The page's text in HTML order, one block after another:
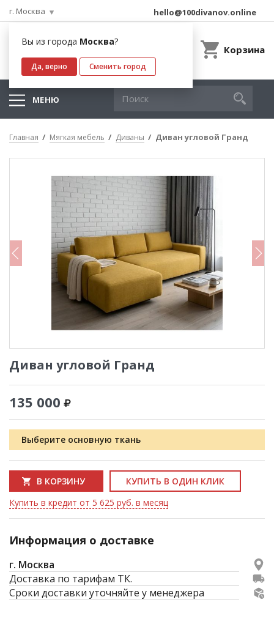
г. Москва
Вы из города Москва?
Да, верно Сменить город
hello@100divanov.online
Корзина
МЕНЮ
Главная Мягкая мебель Диваны Диван угловой Гранд
Диван угловой Гранд
135 000
Выберите основную ткань
В КОРЗИНУ
КУПИТЬ В ОДИН КЛИК
Купить в кредит от 5 625 руб. в месяц
Информация о доставке
г. Москва
Доставка по тарифам ТК.
Сроки доставки уточняйте у менеджера